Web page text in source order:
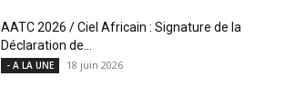
AATC 2026 / Ciel Africain : Signature de la
Déclaration de...
- A LA UNE 18 juin 2026